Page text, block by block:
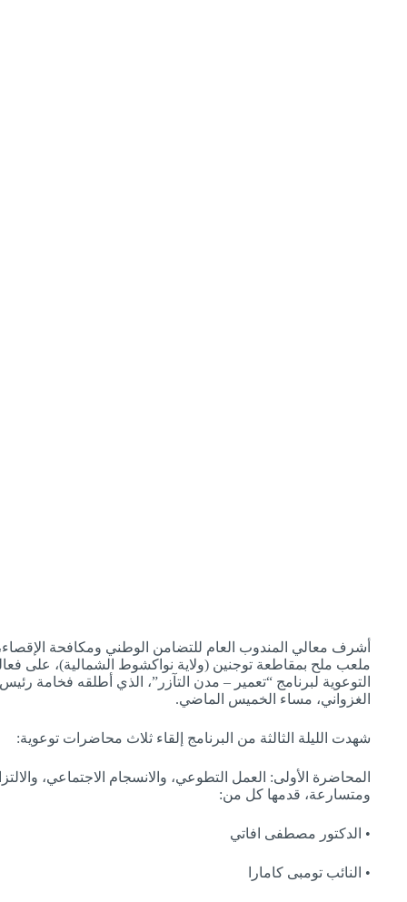
أشرف معالي المندوب العام للتضامن الوطني ومكافحة
ملعب ملح بمقاطعة توجنين (ولاية نواكشوط الشمالية)، على
التوعوية لبرنامج “تعمير – مدن التآزر”، الذي أطلقه فخامة
الغزواني، مساء الخميس الماضي.
شهدت الليلة الثالثة من البرنامج إلقاء ثلاث محاضرات توعوية:
المحاضرة الأولى: العمل التطوعي، والانسجام الاجتماعي،
ومتسارعة، قدمها كل من:
• الدكتور مصطفى افاتي
• النائب تومبى كامارا